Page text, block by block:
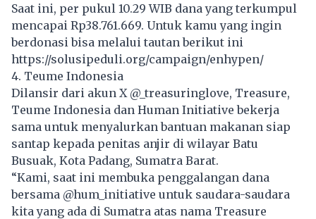
Saat ini, per pukul 10.29 WIB dana yang terkumpul
mencapai Rp38.761.669. Untuk kamu yang ingin
berdonasi bisa melalui tautan berikut ini
https://solusipeduli.org/campaign/enhypen/
4. Teume Indonesia
Dilansir dari akun X @_treasuringlove, Treasure,
Teume Indonesia dan Human Initiative bekerja
sama untuk menyalurkan bantuan makanan siap
santap kepada penitas anjir di wilayar Batu
Busuak, Kota Padang, Sumatra Barat.
“Kami, saat ini membuka penggalangan dana
bersama @hum_initiative untuk saudara-saudara
kita yang ada di Sumatra atas nama Treasure